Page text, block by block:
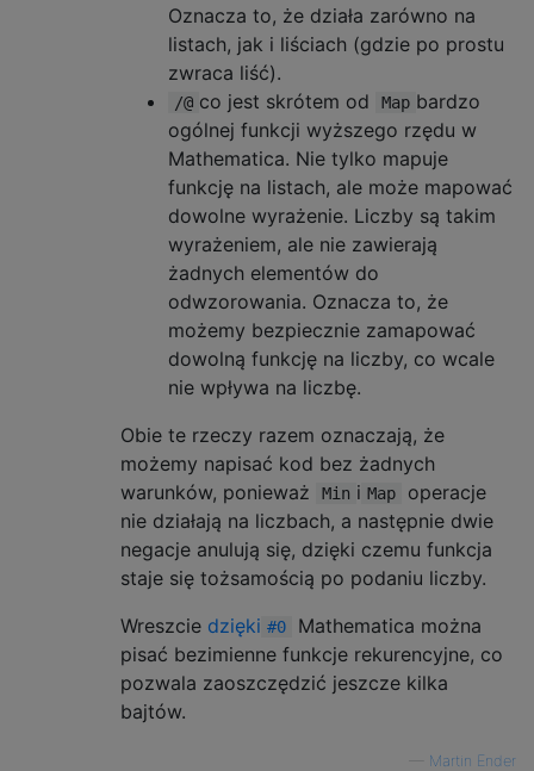
Oznacza to, że działa zarówno na
listach, jak i liściach (gdzie po prostu
zwraca liść).
/@ co jest skrótem od Map bardzo
ogólnej funkcji wyższego rzędu w
Mathematica. Nie tylko mapuje
funkcję na listach, ale może mapować
dowolne wyrażenie. Liczby są takim
wyrażeniem, ale nie zawierają
żadnych elementów do
odwzorowania. Oznacza to, że
możemy bezpiecznie zamapować
dowolną funkcję na liczby, co wcale
nie wpływa na liczbę.
Obie te rzeczy razem oznaczają, że
możemy napisać kod bez żadnych
warunków, ponieważ
Min i Map
operacje
nie działają na liczbach, a następnie dwie
negacje anulują się, dzięki czemu funkcja
staje się tożsamością po podaniu liczby.
Wreszcie dzięki #0
Mathematica można
pisać bezimienne funkcje rekurencyjne, co
pozwala zaoszczędzić jeszcze kilka
bajtów.
Martin Ender